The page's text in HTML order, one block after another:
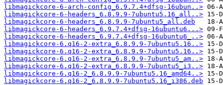
libmagickcore-6-arch-config_6.9.7.4+dfsg-16ubun..>
libmagickcore-6-headers_6.8.9.9-7ubuntu5.16_all..>
libmagickcore-6-headers_6.8.9.9-7ubuntu5_all.deb
libmagickcore-6-headers_6.9.7.4+dfsg-16ubuntu6...>
libmagickcore-6-headers_6.9.7.4+dfsg-16ubuntu6_..>
libmagickcore-6.q16-2-extra_6.8.9.9-7ubuntu5.16..>
libmagickcore-6.q16-2-extra_6.8.9.9-7ubuntu5.16..>
libmagickcore-6.q16-2-extra_6.8.9.9-7ubuntu5_am..>
libmagickcore-6.q16-2-extra_6.8.9.9-7ubuntu5_i3..>
libmagickcore-6.q16-2_6.8.9.9-7ubuntu5.16_amd64..>
libmagickcore-6.q16-2_6.8.9.9-7ubuntu5.16_i386.deb